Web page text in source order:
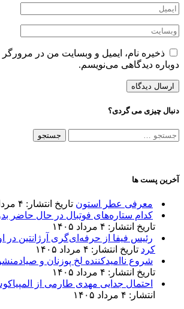
ذخیره نام، ایمیل و وبسایت من در مرورگر
دوباره دیدگاهی می‌نویسم.
دنبال چیزی می گردی؟
جستجو
آخرین پست ها
معرفی عطر استون تاریخ انتشار: ۴ مرداد ۱۴۰۵
کدام ستاره‌های فوتبال در حال حاضر
تاریخ انتشار: ۴ مرداد ۱۴۰۵
رئیس فیفا از حرفه‌ای‌گری آرژانتین در
کرد تاریخ انتشار: ۴ مرداد ۱۴۰۵
شروع ناامیدکننده لخ پوزنان و
تاریخ انتشار: ۴ مرداد ۱۴۰۵
احتمال جدایی مهدی طارمی از
انتشار: ۴ مرداد ۱۴۰۵